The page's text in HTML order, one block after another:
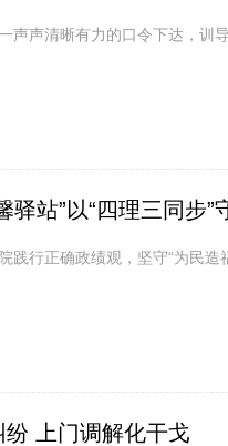
一声声清晰有力的口令下达，
驿站”以“四理三同步”
践行正确政绩观，坚守“为民
上门调解化干戈